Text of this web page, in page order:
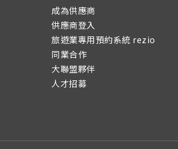
成為供應商
供應商登入
旅遊業專用預約系統 rezio
同業合作
大聯盟夥伴
人才招募